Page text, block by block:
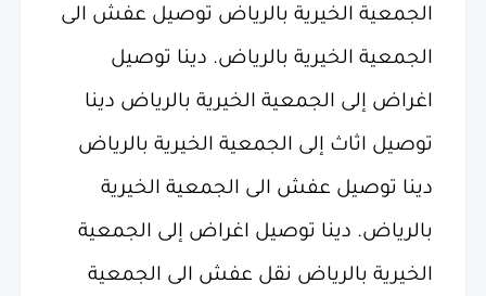
الجمعية الخيرية بالرياض توصيل عفش الى
الجمعية الخيرية بالرياض. دينا توصيل
اغراض إلى الجمعية الخيرية بالرياض دينا
توصيل اثاث إلى الجمعية الخيرية بالرياض
دينا توصيل عفش الى الجمعية الخيرية
بالرياض. دينا توصيل اغراض إلى الجمعية
الخيرية بالرياض نقل عفش الى الجمعية